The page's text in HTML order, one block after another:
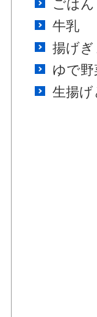
ごはん
牛乳
揚げぎ
ゆで野
生揚げ